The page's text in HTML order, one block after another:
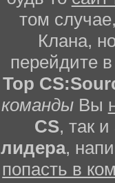
том
Клана,
перейдите
Top
командыВы
CS, так и
лидера,
попасть в